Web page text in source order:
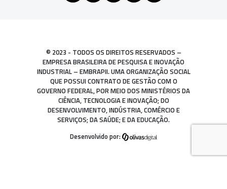
© 2023 - TODOS OS DIREITOS RESERVADOS –
EMPRESA BRASILEIRA DE PESQUISA E INOVAÇÃO
INDUSTRIAL – EMBRAPII. UMA ORGANIZAÇÃO SOCIAL
QUE POSSUI CONTRATO DE GESTÃO COM O
GOVERNO FEDERAL, POR MEIO DOS MINISTÉRIOS DA
CIÊNCIA, TECNOLOGIA E INOVAÇÃO; DO
DESENVOLVIMENTO, INDÚSTRIA, COMÉRCIO E
SERVIÇOS; DA SAÚDE; E DA EDUCAÇÃO.
Desenvolvido por: